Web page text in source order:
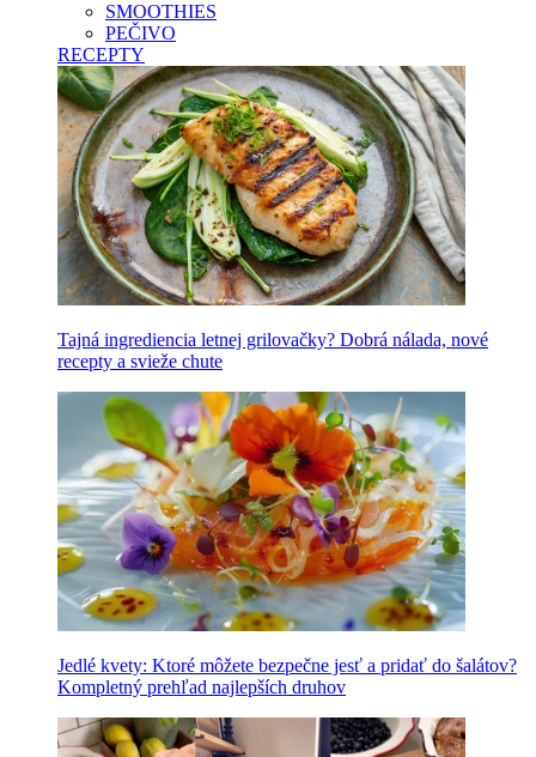
SMOOTHIES
PEČIVO
RECEPTY
Tajná ingrediencia letnej grilovačky? Dobrá nálada, nové
recepty a svieže chute
Jedlé kvety: Ktoré môžete bezpečne jesť a pridať do šalátov?
Kompletný prehľad najlepších druhov